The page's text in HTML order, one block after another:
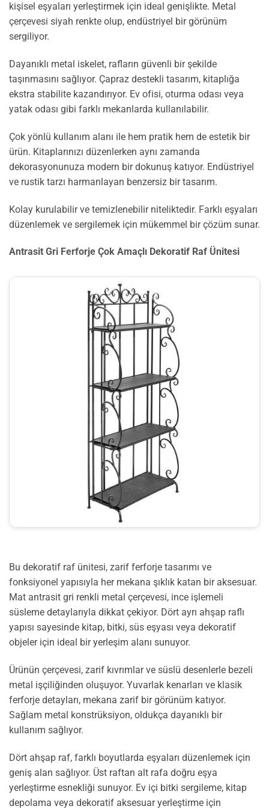
kişisel eşyaları yerleştirmek için ideal genişlikte. Metal
çerçevesi siyah renkte olup, endüstriyel bir görünüm
sergiliyor.
Dayanıklı metal iskelet, rafların güvenli bir şekilde
taşınmasını sağlıyor. Çapraz destekli tasarım, kitaplığa
ekstra stabilite kazandırıyor. Ev ofisi, oturma odası veya
yatak odası gibi farklı mekanlarda kullanılabilir.
Çok yönlü kullanım alanı ile hem pratik hem de estetik bir
ürün. Kitaplarınızı düzenlerken aynı zamanda
dekorasyonunuza modern bir dokunuş katıyor. Endüstriyel
ve rustik tarzı harmanlayan benzersiz bir tasarım.
Kolay kurulabilir ve temizlenebilir niteliktedir. Farklı eşyaları
düzenlemek ve sergilemek için mükemmel bir çözüm sunar.
Antrasit Gri Ferforje Çok Amaçlı Dekoratif Raf Ünitesi
Bu dekoratif raf ünitesi, zarif ferforje tasarımı ve
fonksiyonel yapısıyla her mekana şıklık katan bir aksesuar.
Mat antrasit gri renkli metal çerçevesi, ince işlemeli
süsleme detaylarıyla dikkat çekiyor. Dört ayrı ahşap raflı
yapısı sayesinde kitap, bitki, süs eşyası veya dekoratif
objeler için ideal bir yerleşim alanı sunuyor.
Ürünün çerçevesi, zarif kıvrımlar ve süslü desenlerle bezeli
metal işçiliğinden oluşuyor. Yuvarlak kenarları ve klasik
ferforje detayları, mekana zarif bir görünüm katıyor.
Sağlam metal konstrüksiyon, oldukça dayanıklı bir
kullanım sağlıyor.
Dört ahşap raf, farklı boyutlarda eşyaları düzenlemek için
geniş alan sağlıyor. Üst raftan alt rafa doğru eşya
yerleştirme esnekliği sunuyor. Ev içi bitki sergileme, kitap
depolama veya dekoratif aksesuar yerleştirme için